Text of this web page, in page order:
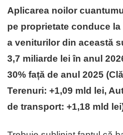
Aplicarea noilor
pe proprietate conduce
a veniturilor din această
3,7 miliarde lei în anul
30% față de anul 2025
Terenuri: +1,09 mld lei,
de transport: +1,18 mld